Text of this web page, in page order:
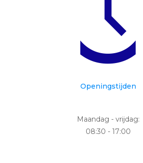
Openingstijden
Maandag - vrijdag:
08:30 - 17:00